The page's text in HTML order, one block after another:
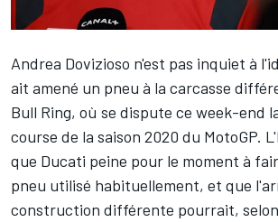
Andrea Dovizioso n'est pas inquiet à
ait amené un pneu à la carcasse
Bull Ring, où se dispute ce week-end
course de la saison 2020 du MotoGP.
que Ducati peine pour le moment à
pneu utilisé habituellement, et que
construction différente pourrait,